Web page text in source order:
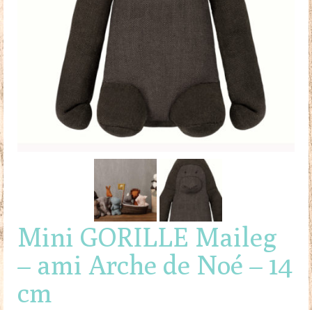
Contact
Panier
Mini GORILLE Maileg
– ami Arche de Noé – 14
cm